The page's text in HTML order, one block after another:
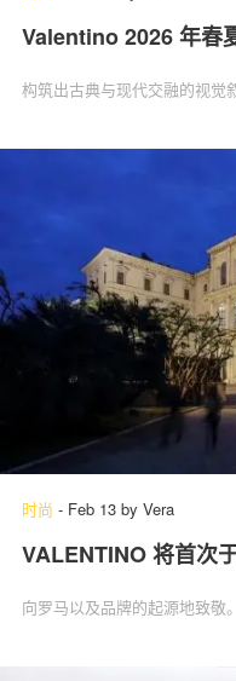
Valentino 2026 年春
构筑出古典与现代交融的视觉
时尚 - Feb 13 by Vera
VALENTINO 将首次
向罗马以及品牌的起源地致敬。